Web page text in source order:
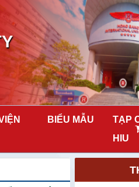
BIỂU MẪU
TẠP
HIU